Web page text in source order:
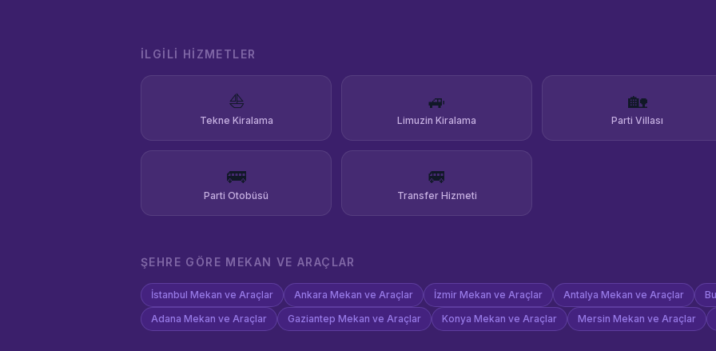
İLGILI HIZMETLER
⛵
Tekne Kiralama
🚙
Limuzin Kiralama
🏡
Parti Villası
🚌
Parti Otobüsü
🚐
Transfer Hizmeti
ŞEHRE GÖRE MEKAN VE ARAÇLAR
İstanbul Mekan ve Araçlar Ankara Mekan ve Araçlar İzmir Mekan ve Araçlar Antalya Mekan ve Araçlar
Adana Mekan ve Araçlar Gaziantep Mekan ve Araçlar Konya Mekan ve Araçlar Mersin Mekan ve Araçlar